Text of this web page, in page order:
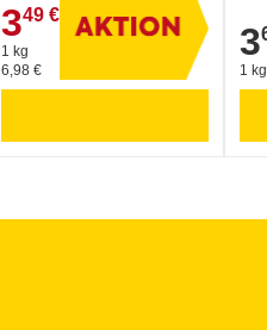
3,49 €
349 €
1 kg
6,98 €
3
1